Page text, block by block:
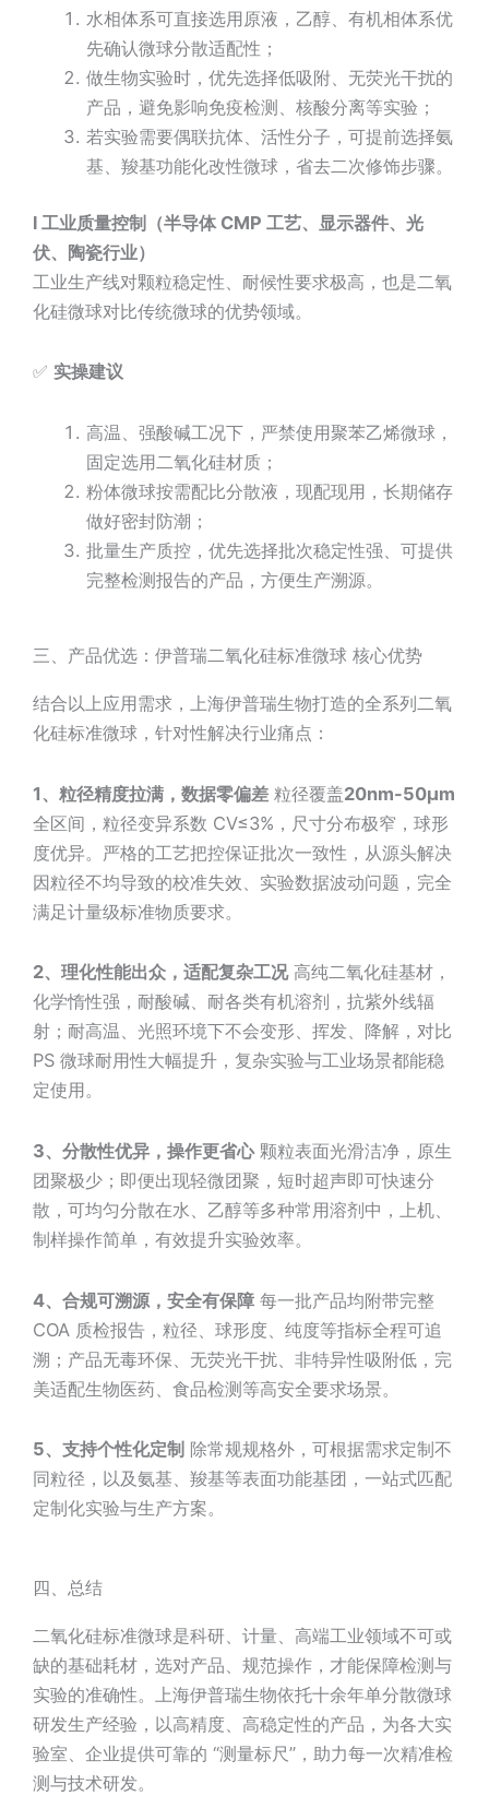
水相体系可直接选用原液，乙醇、有机相体系优
先确认微球分散适配性；
做生物实验时，优先选择低吸附、无荧光干扰的
产品，避免影响免疫检测、核酸分离等实验；
若实验需要偶联抗体、活性分子，可提前选择氨
基、羧基功能化改性微球，省去二次修饰步骤。
l 工业质量控制（半导体 CMP 工艺、显示器件、光
伏、陶瓷行业）
工业生产线对颗粒稳定性、耐候性要求极高，也是二氧
化硅微球对比传统微球的优势领域。
✅ 实操建议
高温、强酸碱工况下，严禁使用聚苯乙烯微球，
固定选用二氧化硅材质；
粉体微球按需配比分散液，现配现用，长期储存
做好密封防潮；
批量生产质控，优先选择批次稳定性强、可提供
完整检测报告的产品，方便生产溯源。
三、产品优选：伊普瑞二氧化硅标准微球 核心优势
结合以上应用需求，上海伊普瑞生物打造的全系列二氧
化硅标准微球，针对性解决行业痛点：
1、 粒径精度拉满，数据零偏差 粒径覆盖20nm-50μm
全区间，粒径变异系数 CV≤3%，尺寸分布极窄，球形
度优异。严格的工艺把控保证批次一致性，从源头解决
因粒径不均导致的校准失效、实验数据波动问题，完全
满足计量级标准物质要求。
2、 理化性能出众，适配复杂工况高纯二氧化硅基材，
化学惰性强，耐酸碱、耐各类有机溶剂，抗紫外线辐
射；耐高温、光照环境下不会变形、挥发、降解，对比
PS 微球耐用性大幅提升，复杂实验与工业场景都能稳
定使用。
3、 分散性优异，操作更省心颗粒表面光滑洁净，原生
团聚极少；即便出现轻微团聚，短时超声即可快速分
散，可均匀分散在水、乙醇等多种常用溶剂中，上机、
制样操作简单，有效提升实验效率。
4、 合规可溯源，安全有保障 每一批产品均附带完整
COA 质检报告，粒径、球形度、纯度等指标全程可追
溯；产品无毒环保、无荧光干扰、非特异性吸附低，完
美适配生物医药、食品检测等高安全要求场景。
5、 支持个性化定制 除常规规格外，可根据需求定制不
同粒径，以及氨基、羧基等表面功能基团，一站式匹配
定制化实验与生产方案。
四、总结
二氧化硅标准微球是科研、计量、高端工业领域不可或
缺的基础耗材，选对产品、规范操作，才能保障检测与
实验的准确性。上海伊普瑞生物依托十余年单分散微球
研发生产经验，以高精度、高稳定性的产品，为各大实
验室、企业提供可靠的 “测量标尺”，助力每一次精准检
测与技术研发。